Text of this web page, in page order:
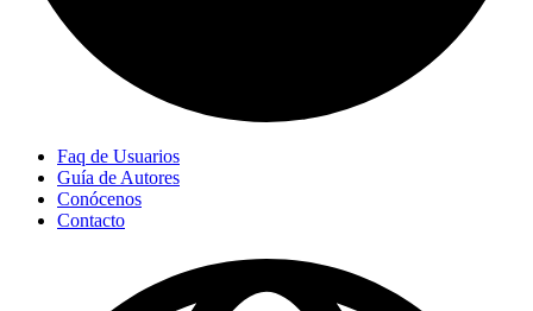
Faq de Usuarios
Guía de Autores
Conócenos
Contacto